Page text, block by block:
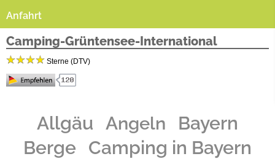
Anfahrt
Camping-Grüntensee-International
Sterne (DTV)
Grüntenseeufer mit großer Spiel- und Liegewiese der idyllische, großzügige Camping-
Grüntensee-International, ideal für Sommer- und Wintercamping geeignet.
Allgäu Angeln
Bayern
Berge
Camping in Bayern